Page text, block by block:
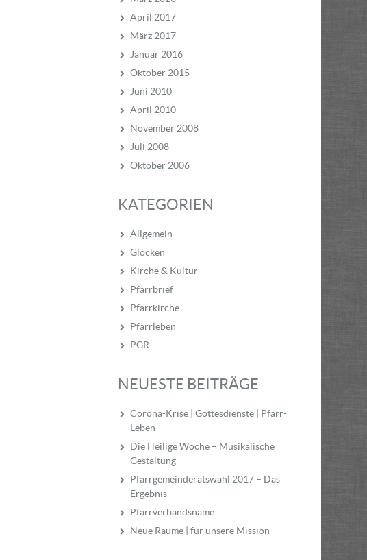
April 2017
März 2017
Januar 2016
Oktober 2015
Juni 2010
April 2010
November 2008
Juli 2008
Oktober 2006
KATEGORIEN
Allgemein
Glocken
Kirche & Kultur
Pfarrbrief
Pfarrkirche
Pfarrleben
PGR
NEUESTE BEITRÄGE
Corona-Krise | Gottesdienste | Pfarr-
Leben
Die Heilige Woche – Musikalische
Gestaltung
Pfarrgemeinderatswahl 2017 – Das
Ergebnis
Pfarrverbandsname
Neue Räume | für unsere Mission